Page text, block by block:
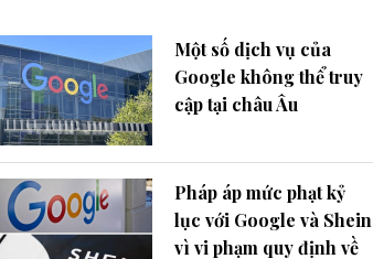
Một số dịch vụ của
Google không thể truy
cập tại châu Âu
Pháp áp mức phạt kỷ
lục với Google và Shein
vì vi phạm quy định về